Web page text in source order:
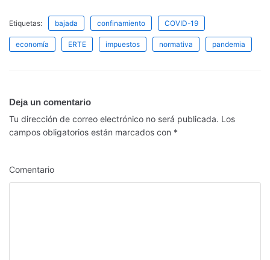
Etiquetas: bajada confinamiento COVID-19
economía ERTE impuestos normativa pandemia
Deja un comentario
Tu dirección de correo electrónico no será publicada. Los
campos obligatorios están marcados con *
Comentario